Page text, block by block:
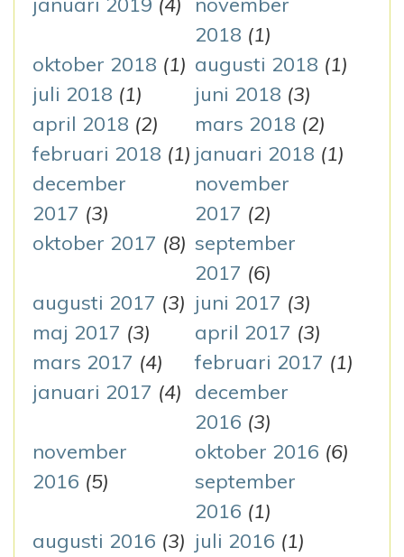
2018 (1)
oktober 2018 (1) augusti 2018 (1)
juli 2018 (1) juni 2018 (3)
april 2018 (2) mars 2018 (2)
februari 2018 (1) januari 2018 (1)
december
2017 (3)
november
2017 (2)
oktober 2017 (8) september
2017 (6)
augusti 2017 (3) juni 2017 (3)
maj 2017 (3) april 2017 (3)
mars 2017 (4) februari 2017 (1)
januari 2017 (4)
december
2016 (3)
november
2016 (5)
oktober 2016 (6)
september
2016 (1)
augusti 2016 (3) juli 2016 (1)